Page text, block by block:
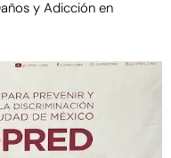
y Adicción en